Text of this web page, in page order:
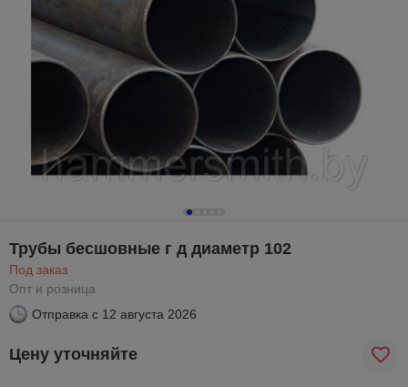
Трубы бесшовные г д диаметр 102
Под заказ
Опт и розница
Отправка с 12 августа 2026
Цену уточняйте